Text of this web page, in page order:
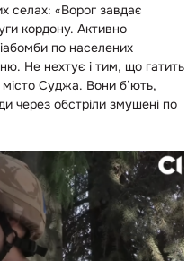
селах: «Ворог завдає
кордону. Активно
по населених
Не нехтує і тим, що гатить
Суджа. Вони б’ють,
через обстріли змушені по